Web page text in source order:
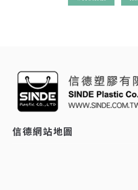
信德網站地圖